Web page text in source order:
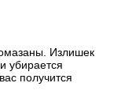
Излишек
убирается
получится